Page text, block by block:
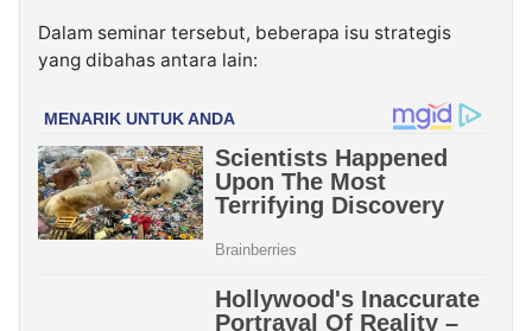
Dalam seminar tersebut, beberapa isu strategis
yang dibahas antara lain: